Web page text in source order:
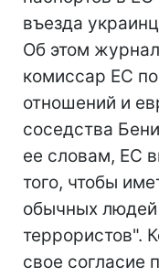
въезда
Об этом
комиссар ЕС
отношений и
соседства
ее словам, ЕС
того, чтобы
обычных людей
террористов".
свое согласие